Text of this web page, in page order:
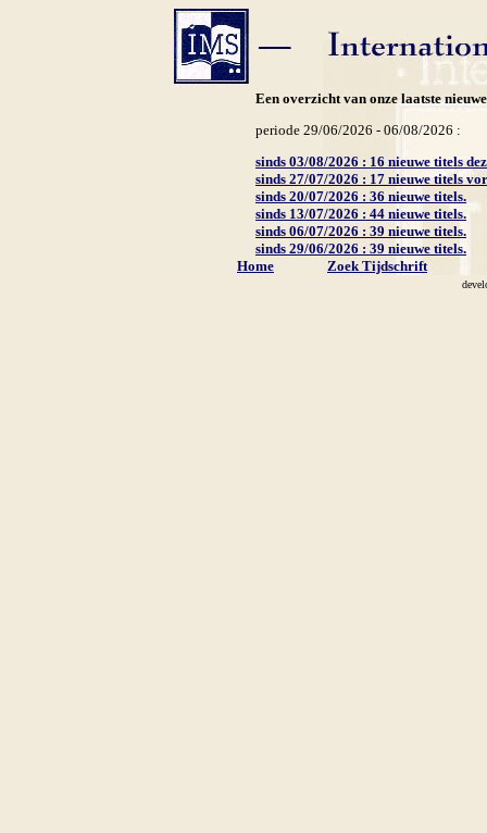
Een overzicht van onze laatste
periode 29/06/2026 - 06/08/2026 :
sinds 03/08/2026 : 16 nieuwe titels
sinds 27/07/2026 : 17 nieuwe titels
sinds 20/07/2026 : 36 nieuwe titels.
sinds 13/07/2026 : 44 nieuwe titels.
sinds 06/07/2026 : 39 nieuwe titels.
sinds 29/06/2026 : 39 nieuwe titels.
Home
Zoek Tijdschrift